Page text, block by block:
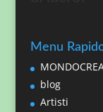
Menu
blog
Artisti